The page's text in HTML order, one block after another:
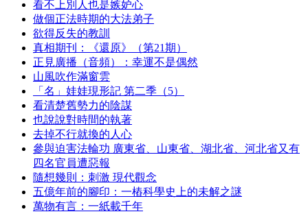
看不上別人也是嫉妒心
做個正法時期的大法弟子
欲得反失的教訓
真相期刊：《還原》（第21期）
正見廣播（音頻）：幸運不是偶然
山風吹作滿窗雲
「名」娃娃現形記 第二季（5）
看清楚舊勢力的陰謀
也說說對時間的執著
去掉不行就換的人心
參與迫害法輪功 廣東省、山東省、湖北省、河北省又有
四名官員遭惡報
隨想幾則：刺激 現代觀念
五億年前的腳印：一樁科學史上的未解之謎
萬物有言：一紙載千年